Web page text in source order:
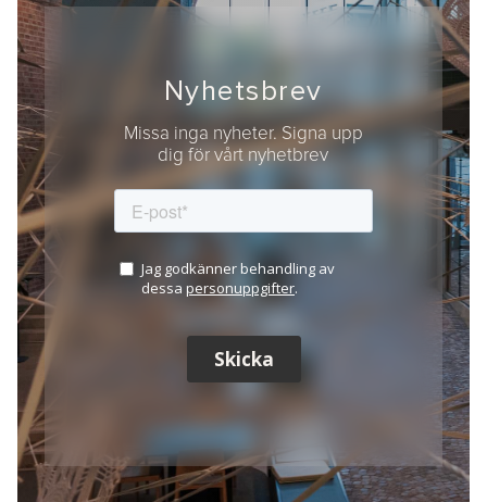
Nyhetsbrev
Missa inga nyheter. Signa upp
dig för vårt nyhetbrev